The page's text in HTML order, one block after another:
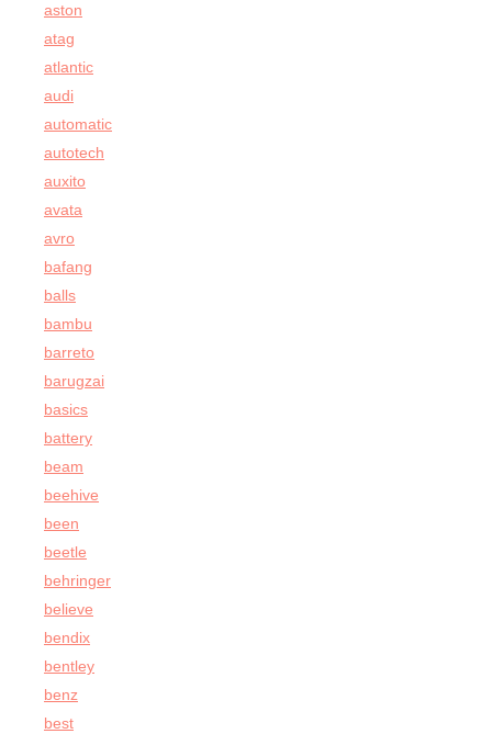
aston
atag
atlantic
audi
automatic
autotech
auxito
avata
avro
bafang
balls
bambu
barreto
barugzai
basics
battery
beam
beehive
been
beetle
behringer
believe
bendix
bentley
benz
best